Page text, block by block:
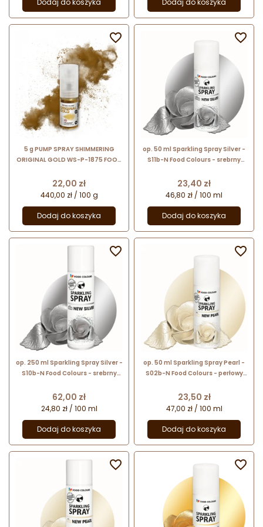
Dodaj do koszyka Dodaj do koszyka
5 g PUMP SPRAY SHIMMERING
ORIGINAL GOLD WS-P-1875 FOOD
cukierniczych
Cena
22,00 zł
440,00 zł / 100 g
Dodaj do koszyka

op. 50 ml Sparkling Spray Silver -
S11b-N Food Colours - srebrny
metalicznym połyskiem
Cena
23,40 zł
46,80 zł / 100 ml
Dodaj do koszyka

op. 250 ml Sparkling Spray Silver -
S10b-N Food Colours - srebrny
metalicznym połyskiem
Cena
62,00 zł
24,80 zł / 100 ml
Dodaj do koszyka

op. 50 ml Sparkling Spray Pearl -
S02b-N Food Colours - perłowy
Cena
23,50 zł
47,00 zł / 100 ml
Dodaj do koszyka

 